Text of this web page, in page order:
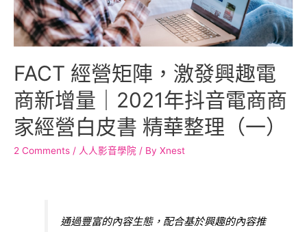
FACT 經營矩陣，激發興趣電
商新增量｜2021年抖音電商商
家經營白皮書 精華整理（一）
2 Comments / 人人影音學院 / By Xnest
通過豐富的內容生態，配合基於興趣的內容推